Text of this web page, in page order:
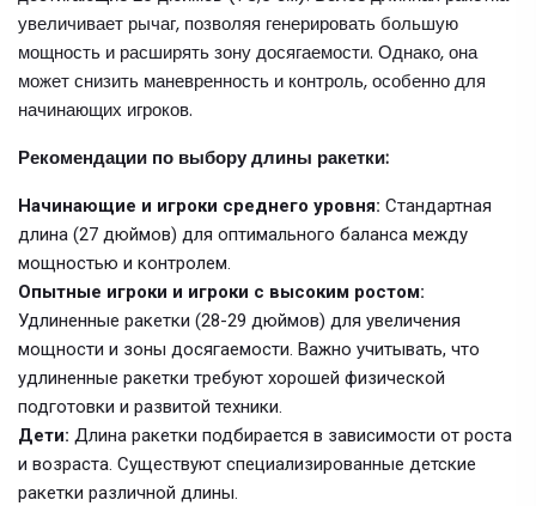
увеличивает рычаг, позволяя генерировать большую
мощность и расширять зону досягаемости. Однако, она
может снизить маневренность и контроль, особенно для
начинающих игроков.
Рекомендации по выбору длины ракетки:
Начинающие и игроки среднего уровня: Стандартная
длина (27 дюймов) для оптимального баланса между
мощностью и контролем.
Опытные игроки и игроки с высоким ростом:
Удлиненные ракетки (28-29 дюймов) для увеличения
мощности и зоны досягаемости. Важно учитывать, что
удлиненные ракетки требуют хорошей физической
подготовки и развитой техники.
Дети: Длина ракетки подбирается в зависимости от роста
и возраста. Существуют специализированные детские
ракетки различной длины.